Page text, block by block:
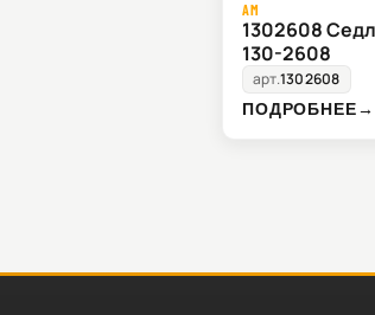
AM
1302608
130-2608
арт.1302608
ПОДРОБНЕЕ→